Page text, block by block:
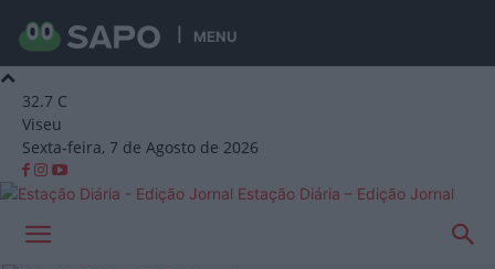
MENU
32.7 C
Viseu
Sexta-feira, 7 de Agosto de 2026
Estação Diária – Edição Jornal